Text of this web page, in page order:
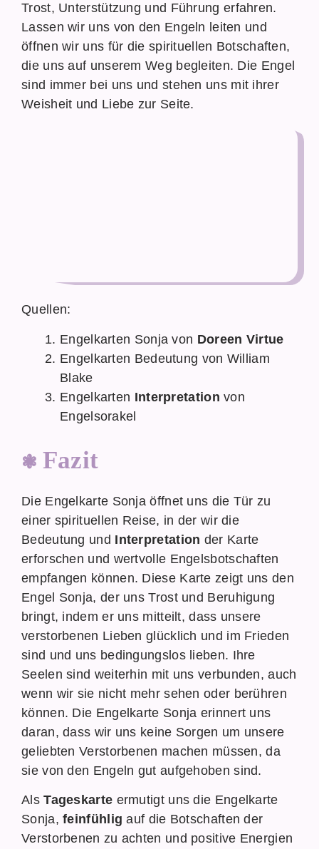
Trost, Unterstützung und Führung erfahren.
Lassen wir uns von den Engeln leiten und
öffnen wir uns für die spirituellen Botschaften,
die uns auf unserem Weg begleiten. Die Engel
sind immer bei uns und stehen uns mit ihrer
Weisheit und Liebe zur Seite.
Quellen:
Engelkarten Sonja von Doreen Virtue
Engelkarten Bedeutung von William
Blake
Engelkarten Interpretation von
Engelsorakel
Fazit
Die Engelkarte Sonja öffnet uns die Tür zu
einer spirituellen Reise, in der wir die
Bedeutung und Interpretation der Karte
erforschen und wertvolle Engelsbotschaften
empfangen können. Diese Karte zeigt uns den
Engel Sonja, der uns Trost und Beruhigung
bringt, indem er uns mitteilt, dass unsere
verstorbenen Lieben glücklich und im Frieden
sind und uns bedingungslos lieben. Ihre
Seelen sind weiterhin mit uns verbunden, auch
wenn wir sie nicht mehr sehen oder berühren
können. Die Engelkarte Sonja erinnert uns
daran, dass wir uns keine Sorgen um unsere
geliebten Verstorbenen machen müssen, da
sie von den Engeln gut aufgehoben sind.
AlsTageskarte ermutigt uns die Engelkarte
Sonja,feinfühlig auf die Botschaften der
Verstorbenen zu achten und positive Energien